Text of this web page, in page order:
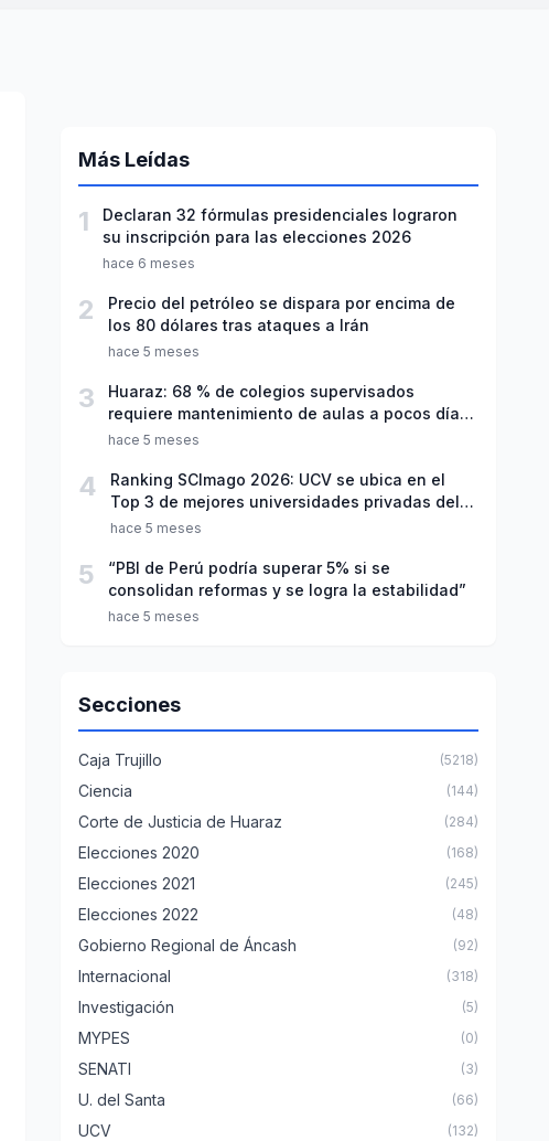
Más Leídas
1
Declaran 32 fórmulas presidenciales lograron
su inscripción para las elecciones 2026
hace 6 meses
2
Precio del petróleo se dispara por encima de
los 80 dólares tras ataques a Irán
hace 5 meses
3
Huaraz: 68 % de colegios supervisados
requiere mantenimiento de aulas a pocos días
de inicio del año escolar 2026
hace 5 meses
4
Ranking SCImago 2026: UCV se ubica en el
Top 3 de mejores universidades privadas del
Perú
hace 5 meses
5
“PBI de Perú podría superar 5% si se
consolidan reformas y se logra la estabilidad”
hace 5 meses
Secciones
Caja Trujillo (5218)
Ciencia (144)
Corte de Justicia de Huaraz (284)
Elecciones 2020 (168)
Elecciones 2021 (245)
Elecciones 2022 (48)
Gobierno Regional de Áncash (92)
Internacional (318)
Investigación (5)
MYPES (0)
SENATI (3)
U. del Santa (66)
UCV (132)